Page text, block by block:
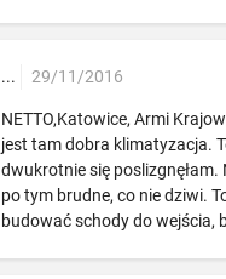
... 29/11/2016
NETTO,Katowice, Armi
jest tam dobra klimatyzacja.
dwukrotnie się poslizgnęłam.
po tym brudne, co nie dziwi.
budować schody do wejścia,